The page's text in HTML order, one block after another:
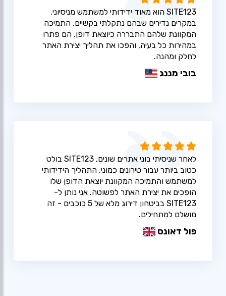
SITE123 הוא מאוד ידידותי למשתמש מניסיוני.
במקרים נדירים שבהם נתקלתי בקשיים, התמיכה
המקוונת שלהם התבררה כיוצאת דופן. הם פתרו
במהירות כל בעיה, והפכו את תהליך יצירת האתר
לחלק ומהנה.
בובי מננג
לאחר שניסיתי בוני אתרים שונים, SITE123 בולט
כטוב ביותר עבור טירונים כמוני. התהליך הידידותי
למשתמש והתמיכה המקוונת יוצאת הדופן שלו
הופכים את יצירת האתר לפשוטה. אני נותן ל-
SITE123 בביטחון דירוג מלא של 5 כוכבים - זה
מושלם למתחילים.
פול דאונס